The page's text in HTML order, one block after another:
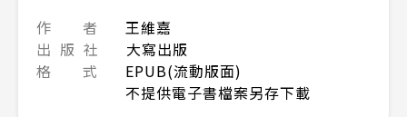
作 者
王維嘉
出 版 社
大寫出版
格 式
EPUB(流動版面)
不提供電子書檔案另存下載